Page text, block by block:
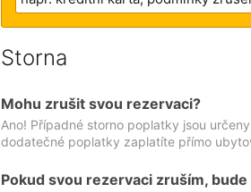
Storna
Mohu zrušit svou rezervaci?
Ano! Případné storno poplatky jsou
dodatečné poplatky zaplatíte přímo
Pokud svou rezervaci zruším,